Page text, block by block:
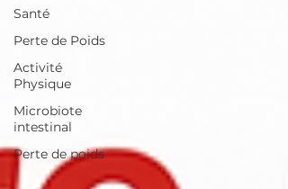
Santé
Perte de Poids
Activité
Physique
Microbiote
intestinal
Perte de poids